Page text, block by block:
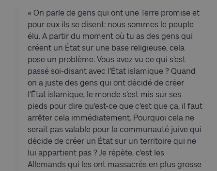
« On parle de gens qui ont une Terre promise et
pour eux ils se disent: nous sommes le peuple
élu. A partir du moment où tu as des gens qui
créent un État sur une base religieuse, cela
pose un problème. Vous avez vu ce qui s'est
passé soi-disant avec l'État islamique ? Quand
on a juste des gens qui ont décidé de créer
l'État islamique, le monde s'est mis sur ses
pieds pour dire qu'est-ce que c'est que ça, il faut
arrêter cela immédiatement. Pourquoi cela ne
serait pas valable pour la communauté juive qui
décide de créer un État sur un territoire qui ne
lui appartient pas ? Je répète, c'est les
Allemands qui les ont massacrés en plus grosse